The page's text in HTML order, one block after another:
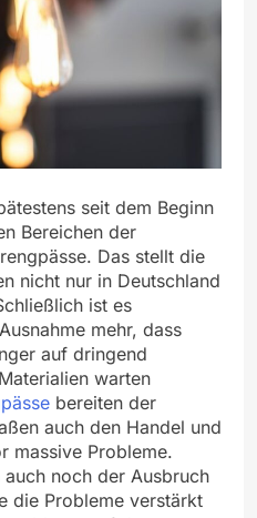
seit dem Beginn
Bereichen der
Das stellt die
nicht nur in Deutschland
ist es
mehr, dass
auf dringend
warten
bereiten der
auch den Handel und
massive Probleme.
noch der Ausbruch
die Probleme verstärkt